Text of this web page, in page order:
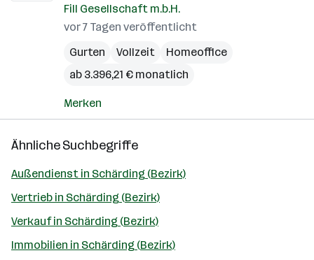
Fill Gesellschaft m.b.H.
vor 7 Tagen veröffentlicht
Gurten
Vollzeit
Homeoffice
ab 3.396,21 € monatlich
Merken
Ähnliche Suchbegriffe
Außendienst in Schärding (Bezirk)
Vertrieb in Schärding (Bezirk)
Verkauf in Schärding (Bezirk)
Immobilien in Schärding (Bezirk)